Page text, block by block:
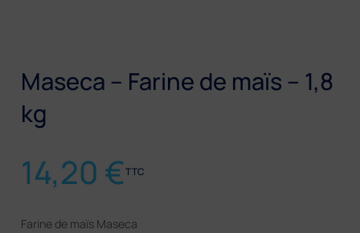
Maseca – Farine de maïs – 1,8
kg
14,20 €TTC
Farine de maïs Maseca